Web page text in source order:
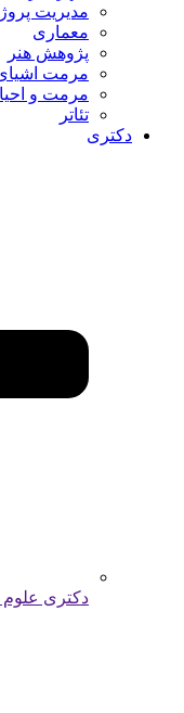
مدیریت
معماری
پژوهش هنر
مرمت
مرمت و
تئاتر
دکتری
دکتری علوم